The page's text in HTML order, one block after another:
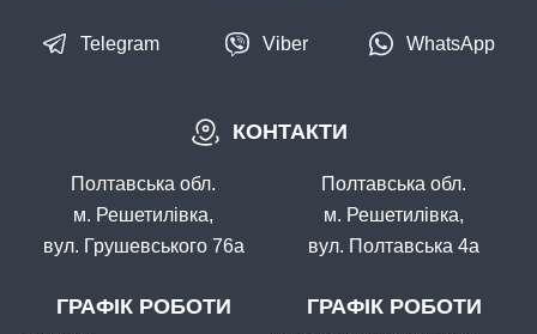
КОНТАКТИ
Полтавська обл.
м. Решетилівка,
вул. Грушевського 76а
ГРАФІК РОБОТИ
Полтавська обл.
м. Решетилівка,
вул. Полтавська 4а
ГРАФІК РОБОТИ
Telegram Viber WhatsApp